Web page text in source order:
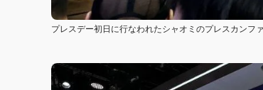
プレスデー初日に行なわれたシャオミのプレスカンフ